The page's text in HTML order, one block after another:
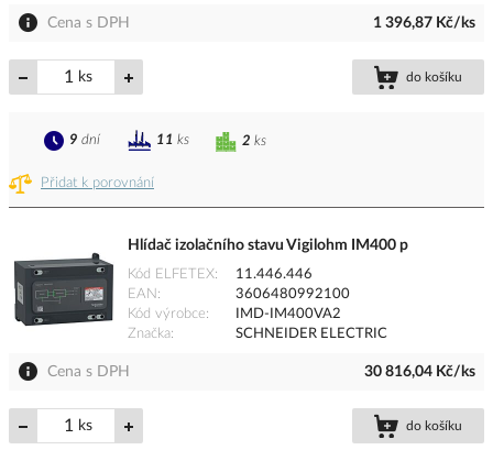
Cena s DPH 1 396,87 Kč/ks
ks do košíku
Přidat k porovnání
2 ks
9 dní 11 ks
Hlídač izolačního stavu Vigilohm IM400 p
Kód ELFETEX
11.446.446
EAN
3606480992100
Kód výrobce
IMD-IM400VA2
Značka
SCHNEIDER ELECTRIC
Cena s DPH 30 816,04 Kč/ks
ks do košíku